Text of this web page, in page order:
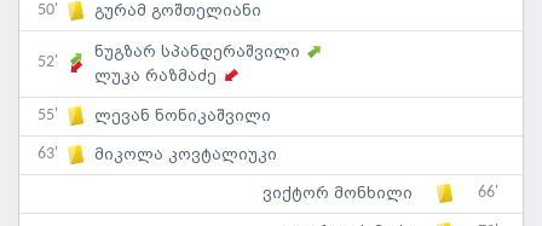
50' გურამ გოშთელიანი
52'
ნუგზარ სპანდერაშვილი
ლუკა რაზმაძე
55' ლევან ნონიკაშვილი
63' მიკოლა კოვტალიუკი
ვიქტორ მონხილი 66'